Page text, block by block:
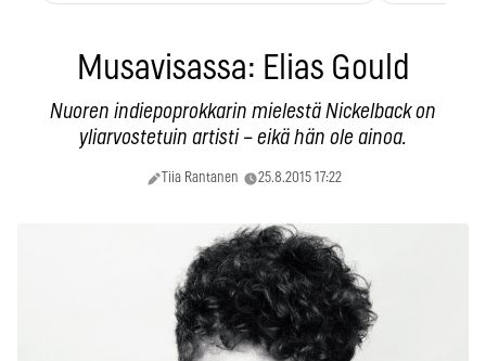
Musavisassa: Elias Gould
Nuoren indiepoprokkarin mielestä Nickelback on
yliarvostetuin artisti – eikä hän ole ainoa.
Tiia Rantanen 25.8.2015 17:22